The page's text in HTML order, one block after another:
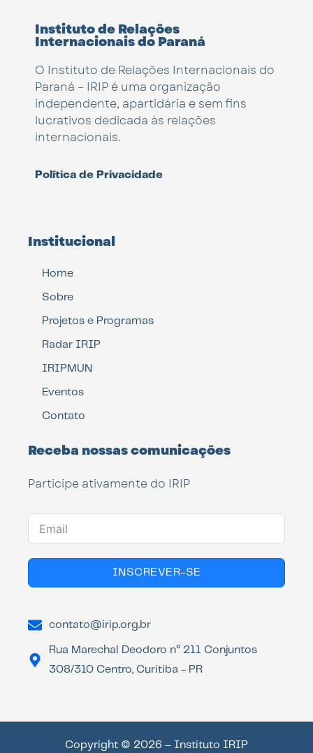
Instituto de Relações
Internacionais do Paraná
O Instituto de Relações Internacionais do
Paraná – IRIP é uma organização
independente, apartidária e sem fins
lucrativos dedicada às relações
internacionais.
Política de Privacidade
Institucional
Home
Sobre
Projetos e Programas
Radar IRIP
IRIPMUN
Eventos
Contato
Receba nossas comunicações
Participe ativamente do IRIP
INSCREVER-SE
contato@irip.org.br
Rua Marechal Deodoro n° 211 Conjuntos
308/310 Centro, Curitiba - PR
Copyright © 2026 – Instituto IRIP